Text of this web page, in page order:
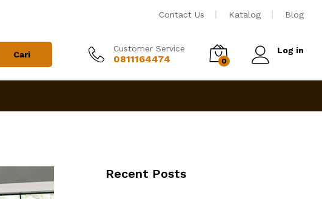
Contact Us Katalog Blog
Cari
Customer Service
0811164474 0
Log in
Recent Posts